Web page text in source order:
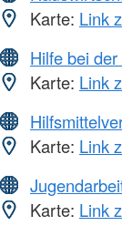
Karte: Link
Hilfe bei
Karte: Link
Karte: Link
Karte: Link